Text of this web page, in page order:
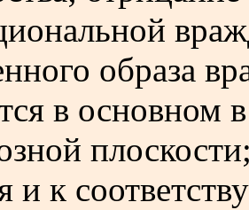
образа
в основном
и к